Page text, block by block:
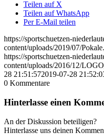
Teilen auf X
Teilen auf WhatsApp
Per E-Mail teilen
https://sportschuetzen-
content/uploads/2019/07/
https://sportschuetzen-
content/uploads/2016/12/
28 21:51:572019-07-28
0 Kommentare
Hinterlasse einen
An der Diskussion beteiligen?
Hinterlasse uns deinen